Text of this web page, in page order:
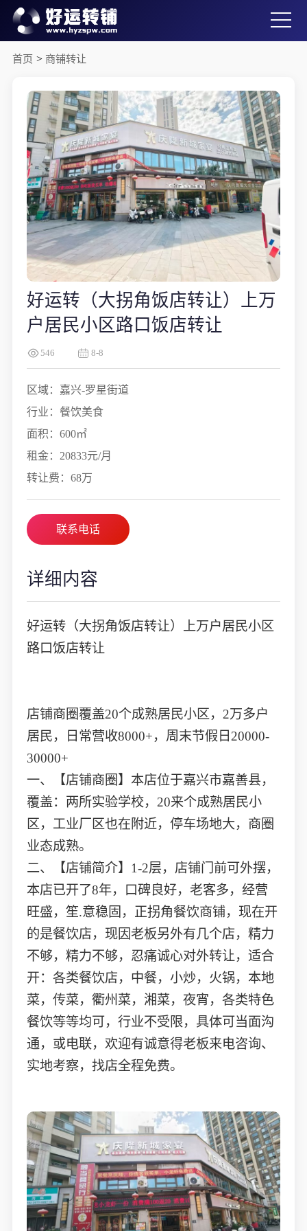
首页 > 商铺转让
好运转（大拐角饭店转让）上万
户居民小区路口饭店转让
546 8-8
区域：嘉兴-罗星街道
行业：餐饮美食
面积：600㎡
租金：20833元/月
转让费：68万
联系电话
详细内容
好运转（大拐角饭店转让）上万户居民小区
路口饭店转让
店铺商圈覆盖20个成熟居民小区，2万多户
居民，日常营收8000+，周末节假日20000-
30000+
一、【店铺商圈】本店位于嘉兴市嘉善县，
覆盖：两所实验学校，20来个成熟居民小
区，工业厂区也在附近，停车场地大，商圈
业态成熟。
二、【店铺简介】1-2层，店铺门前可外摆，
本店已开了8年，口碑良好，老客多，经营
旺盛，笙.意稳固，正拐角餐饮商铺，现在开
的是餐饮店，现因老板另外有几个店，精力
不够，精力不够，忍痛诚心对外转让，适合
开：各类餐饮店，中餐，小炒，火锅，本地
菜，传菜，衢州菜，湘菜，夜宵，各类特色
餐饮等等均可，行业不受限，具体可当面沟
通，或电联，欢迎有诚意得老板来电咨询、
实地考察，找店全程免费。